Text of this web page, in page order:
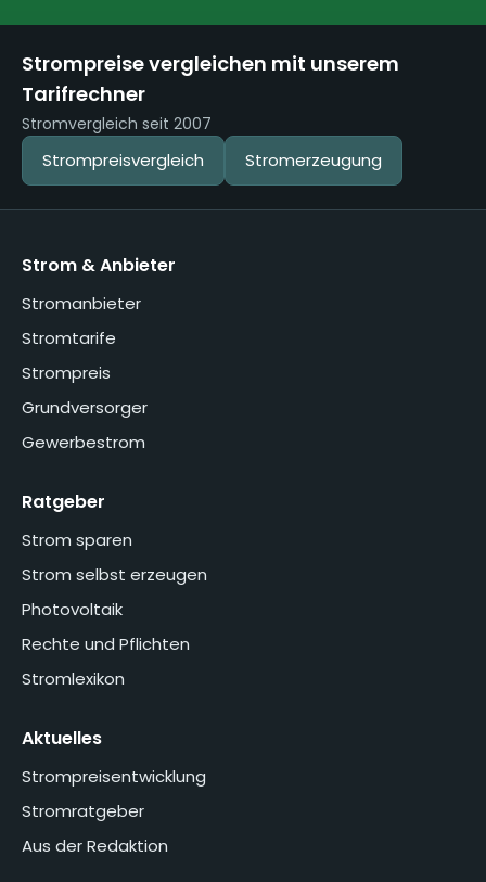
Strompreise vergleichen mit unserem
Tarifrechner
Stromvergleich seit 2007
Strompreisvergleich Stromerzeugung
Strom & Anbieter
Stromanbieter
Stromtarife
Strompreis
Grundversorger
Gewerbestrom
Ratgeber
Strom sparen
Strom selbst erzeugen
Photovoltaik
Rechte und Pflichten
Stromlexikon
Aktuelles
Strompreisentwicklung
Stromratgeber
Aus der Redaktion